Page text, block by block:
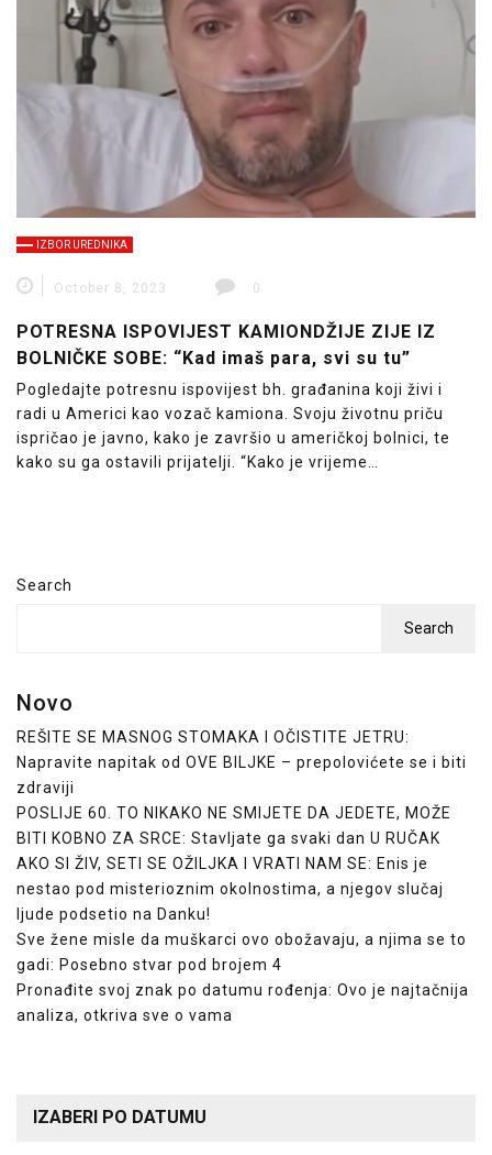
IZBOR UREDNIKA
October 8, 2023 0
POTRESNA ISPOVIJEST KAMIONDŽIJE ZIJE IZ
BOLNIČKE SOBE: “Kad imaš para, svi su tu”
Pogledajte potresnu ispovijest bh. građanina koji živi i
radi u Americi kao vozač kamiona. Svoju životnu priču
ispričao je javno, kako je završio u američkoj bolnici, te
kako su ga ostavili prijatelji. “Kako je vrijeme…
Search
Search
Novo
REŠITE SE MASNOG STOMAKA I OČISTITE JETRU:
Napravite napitak od OVE BILJKE – prepolovićete se i biti
zdraviji
POSLIJE 60. TO NIKAKO NE SMIJETE DA JEDETE, MOŽE
BITI KOBNO ZA SRCE: Stavljate ga svaki dan U RUČAK
AKO SI ŽIV, SETI SE OŽILJKA I VRATI NAM SE: Enis je
nestao pod misterioznim okolnostima, a njegov slučaj
ljude podsetio na Danku!
Sve žene misle da muškarci ovo obožavaju, a njima se to
gadi: Posebno stvar pod brojem 4
Pronađite svoj znak po datumu rođenja: Ovo je najtačnija
analiza, otkriva sve o vama
IZABERI PO DATUMU